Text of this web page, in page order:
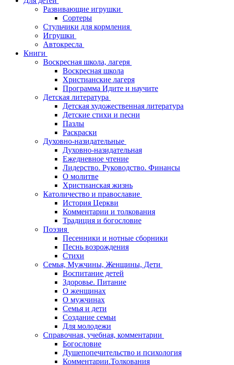
Развивающие игрушки
Сортеры
Стульчики для кормления
Игрушки
Автокресла
Книги
Воскресная школа, лагеря
Воскресная школа
Христианские лагеря
Программа Идите и научите
Детская литература
Детская художественная литература
Детские стихи и песни
Пазлы
Раскраски
Духовно-назидательные
Духовно-назидательная
Ежедневное чтение
Лидерство. Руководство. Финансы
О молитве
Христианская жизнь
Католичество и православие
История Церкви
Комментарии и толкования
Традиция и богословие
Поэзия
Песенники и нотные сборники
Песнь возрождения
Стихи
Семья, Мужчины, Женщины, Дети
Воспитание детей
Здоровье. Питание
О женщинах
О мужчинах
Семья и дети
Создание семьи
Для молодежи
Справочная, учебная, комментарии
Богословие
Душепопечительство и психология
Комментарии.Толкования